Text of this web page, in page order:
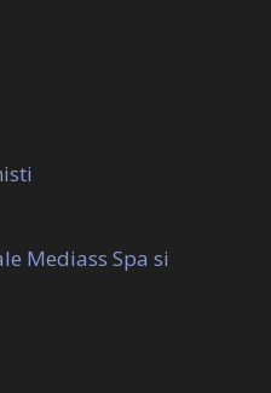
Mediass Spa si